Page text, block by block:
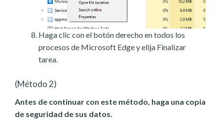
Haga clic con el botón derecho en todos los
procesos de Microsoft Edge y elija Finalizar
tarea.
(Método 2)
Antes de continuar con este método, haga una copia
de seguridad de sus datos.